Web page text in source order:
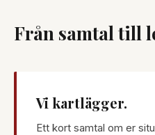
Från samtal till
Vi kartlägger.
Ett kort samtal om er